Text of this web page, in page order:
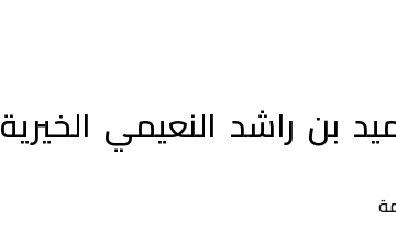
راشد النعيمي الخيرية